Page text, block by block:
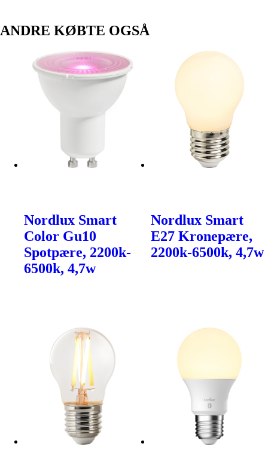
ANDRE KØBTE OGSÅ
Nordlux Smart
Color Gu10
Spotpære, 2200k-
6500k, 4,7w
Nordlux Smart
E27 Kronepære,
2200k-6500k, 4,7w